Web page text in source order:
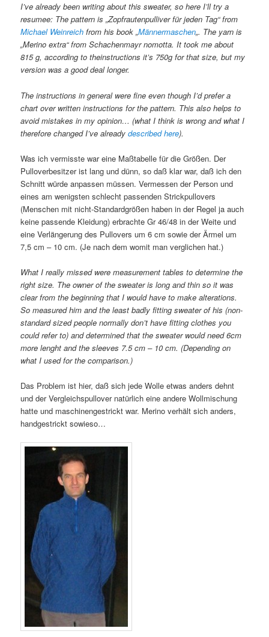
I’ve already been writing about this sweater, so here I’ll try a
resumee: The pattern is „Zopfrautenpulliver für jeden Tag“ from
Michael Weinreich from his book „Männermaschen„. The yarn is
„Merino extra“ from Schachenmayr nomotta. It took me about
815 g, according to theinstructions it’s 750g for that size, but my
version was a good deal longer.
The instructions in general were fine even though I’d prefer a
chart over written instructions for the pattern. This also helps to
avoid mistakes in my opinion… (what I think is wrong and what I
therefore changed I’ve alreadydescribed here).
Was ich vermisste war eine Maßtabelle für die Größen. Der
Pulloverbesitzer ist lang und dünn, so daß klar war, daß ich den
Schnitt würde anpassen müssen. Vermessen der Person und
eines am wenigsten schlecht passenden Strickpullovers
(Menschen mit nicht-Standardgrößen haben in der Regel ja auch
keine passende Kleidung) erbrachte Gr 46/48 in der Weite und
eine Verlängerung des Pullovers um 6 cm sowie der Ärmel um
7,5 cm – 10 cm. (Je nach dem womit man verglichen hat.)
What I really missed were measurement tables to determine the
right size. The owner of the sweater is long and thin so it was
clear from the beginning that I would have to make alterations.
So measured him and the least badly fitting sweater of his (non-
standard sized people normally don’t have fitting clothes you
could refer to) and determined that the sweater would need 6cm
more lenght and the sleeves 7.5 cm – 10 cm. (Depending on
what I used for the comparison.)
Das Problem ist hier, daß sich jede Wolle etwas anders dehnt
und der Vergleichspullover natürlich eine andere Wollmischung
hatte und maschinengestrickt war. Merino verhält sich anders,
handgestrickt sowieso…